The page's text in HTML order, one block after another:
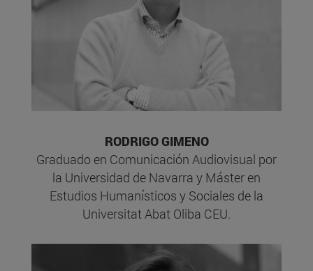
RODRIGO GIMENO
Graduado en Comunicación Audiovisual por
la Universidad de Navarra y Máster en
Estudios Humanísticos y Sociales de la
Universitat Abat Oliba CEU.